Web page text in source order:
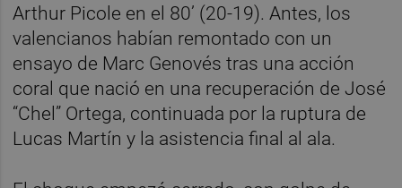
Arthur Picole en el 80’ (20-19). Antes, los
valencianos habían remontado con un
ensayo de Marc Genovés tras una acción
coral que nació en una recuperación de José
“Chel” Ortega, continuada por la ruptura de
Lucas Martín y la asistencia final al ala.